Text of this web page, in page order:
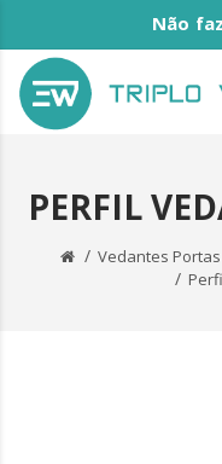
Não
PERFIL
Vedantes